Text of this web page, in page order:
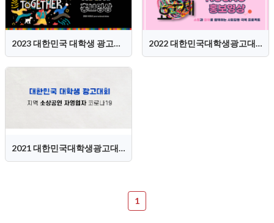
2023 대한민국 대학생 광고대회(KOSAC) 홍보영상 2022 대한민국대학생광고대회(KOSAC) 홍보영상
2021 대한민국대학생광고대회(KOSAC) 홍보영상
1